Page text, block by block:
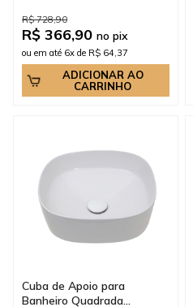
R$ 728,90
R$ 366,90 no pix
ou em até 6x de R$ 64,37
ADICIONAR AO
CARRINHO
Cuba de Apoio para
Banheiro Quadrada...